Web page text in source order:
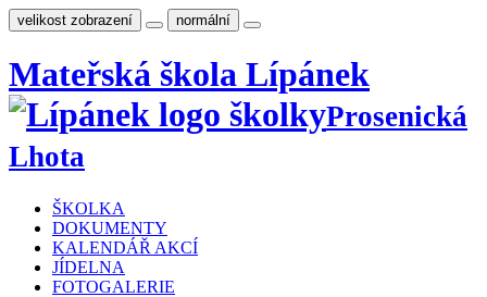
velikost zobrazení normální
Mateřská škola Lípánek
Prosenická
Lhota
ŠKOLKA
DOKUMENTY
KALENDÁŘ AKCÍ
JÍDELNA
FOTOGALERIE